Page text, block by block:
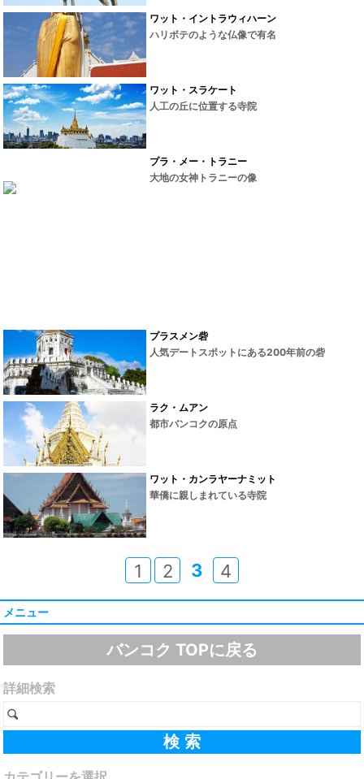
ワット・イントラウィハーン
ハリボテのような仏像で有名
ワット・スラケート
人工の丘に位置する寺院
プラ・メー・トラニー
大地の女神トラニーの像
プラスメン砦
人気デートスポットにある200年前の砦
ラク・ムアン
都市バンコクの原点
ワット・カンラヤーナミット
華僑に親しまれている寺院
1 2 3 4
メニュー
バンコク TOPに戻る
詳細検索